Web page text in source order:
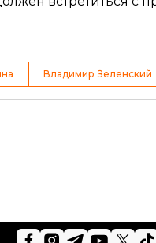
Владимир Зеленский